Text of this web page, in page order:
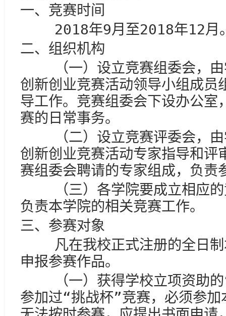
一、竞赛时间
2018年9月至2018年12月
二、组织机构
（一）设立竞赛组委会，由
创新创业竞赛活动领导小组成员
导工作。竞赛组委会下设办公室
赛的日常事务。
（二）设立竞赛评委会，由
创新创业竞赛活动专家指导和评
赛组委会聘请的专家组成，负责
（三）各学院要成立相应的
负责本学院的相关竞赛工作。
三、参赛对象
凡在我校正式注册的全日制
申报参赛作品。
（一）获得学校立项资助的
参加过“挑战杯”竞赛，必须参